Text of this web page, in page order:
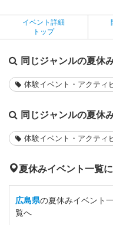
イベント詳細
トップ
同じジャンルの夏休
体験イベント・アクティ
同じジャンルの夏休
体験イベント・アクティ
夏休みイベント一覧
広島県の夏休みイベント
覧へ